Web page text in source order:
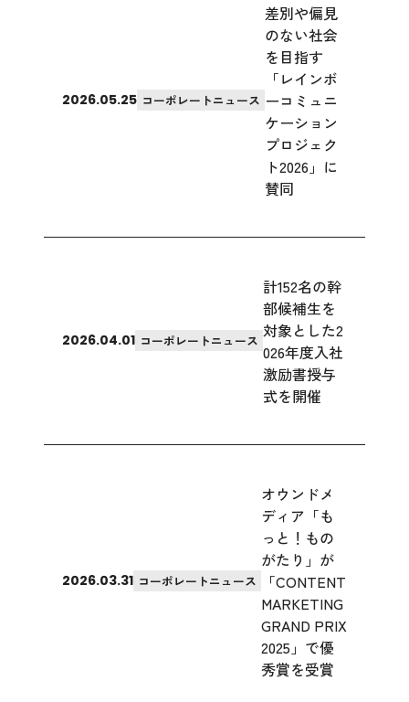
2026.05.25 コーポレートニュース
差別や偏見
のない社会
を目指す
「レインボ
ーコミュニ
ケーション
プロジェク
ト2026」に
賛同
2026.04.01 コーポレートニュース
計152名の幹
部候補生を
対象とした2
026年度入社
激励書授与
式を開催
2026.03.31 コーポレートニュース
オウンドメ
ディア「も
っと！もの
がたり」が
「CONTENT
MARKETING
GRAND PRIX
2025」で優
秀賞を受賞